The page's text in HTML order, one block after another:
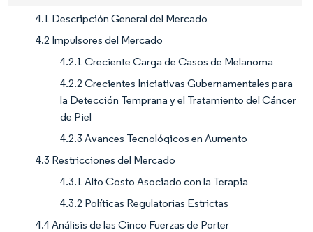
4.1 Descripción General del Mercado
4.2 Impulsores del Mercado
4.2.1 Creciente Carga de Casos de Melanoma
4.2.2 Crecientes Iniciativas Gubernamentales para
la Detección Temprana y el Tratamiento del Cáncer
de Piel
4.2.3 Avances Tecnológicos en Aumento
4.3 Restricciones del Mercado
4.3.1 Alto Costo Asociado con la Terapia
4.3.2 Políticas Regulatorias Estrictas
4.4 Análisis de las Cinco Fuerzas de Porter